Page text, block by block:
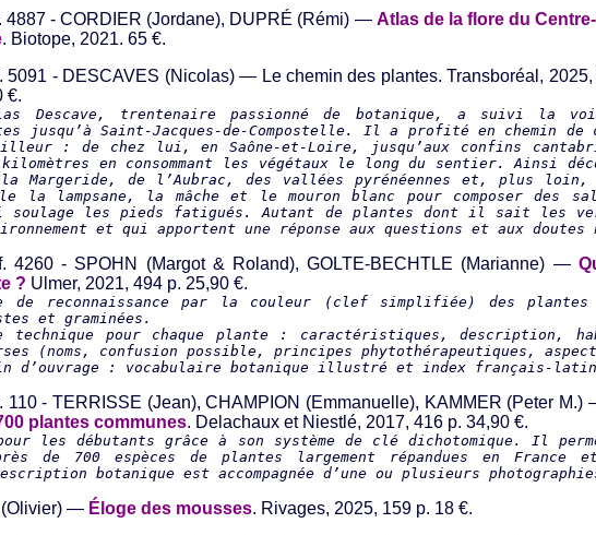
4887 - CORDIER (Jordane), DUPRÉ (Rémi) — Atlas de la flore du
. Biotope, 2021. 65 €.
5091 - DESCAVES (Nicolas) — Le chemin des plantes. Transboréal, 2025,
€.
Descave, trentenaire passionné de botanique, a suivi la
jusqu’à Saint-Jacques-de-Compostelle. Il a profité en chemin de
: de chez lui, en Saône-et-Loire, jusqu’aux confins
en consommant les végétaux le long du sentier. Ainsi
de l’Aubrac, des vallées pyrénéennes et, plus loin,
lampsane, la mâche et le mouron blanc pour composer des
soulage les pieds fatigués. Autant de plantes dont il sait les
et qui apportent une réponse aux questions et aux doutes
4260 - SPOHN (Margot & Roland), GOLTE-BECHTLE (Marianne) —
? Ulmer, 2021, 494 p. 25,90 €.
de reconnaissance par la couleur (clef simplifiée) des plantes
et graminées.
technique pour chaque plante : caractéristiques, description,
(noms, confusion possible, principes phytothérapeutiques,
d’ouvrage : vocabulaire botanique illustré et index français-
110 - TERRISSE (Jean), CHAMPION (Emmanuelle), KAMMER (Peter M.)
plantes communes. Delachaux et Niestlé, 2017, 416 p. 34,90 €.
les débutants grâce à son système de clé dichotomique. Il
de 700 espèces de plantes largement répandues en France
botanique est accompagnée d’une ou plusieurs
(Olivier) — Éloge des mousses. Rivages, 2025, 159 p. 18 €.